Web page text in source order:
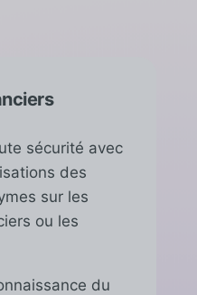
sécurité avec
des
sur les
ou les
du